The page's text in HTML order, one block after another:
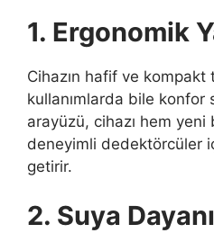
1. Ergonomik
Cihazın hafif ve kompakt
kullanımlarda bile konfor
arayüzü, cihazı hem
deneyimli dedektörcüler
getirir.
2. Suya